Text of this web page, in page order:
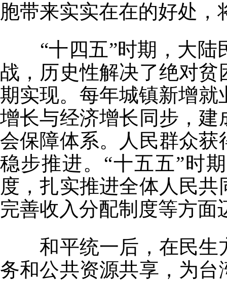
胞带来实实在在的好处
“十四五”时期，大陆
战，历史性解决了绝对
期实现。每年城镇新增就
增长与经济增长同步，
会保障体系。人民群众
稳步推进。“十五五”时
度，扎实推进全体人民
完善收入分配制度等方面
和平统一后，在民生
务和公共资源共享，为